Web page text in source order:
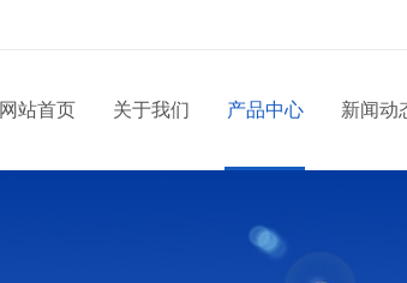
网站首页 关于我们 产品中心 新闻动